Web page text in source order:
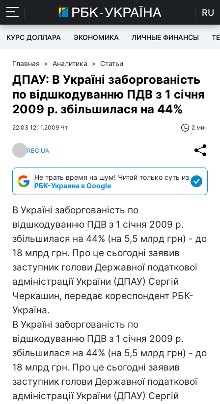
RU
КУРС ДОЛЛАРА ЭКОНОМИКА ЛИЧНЫЕ ФИНАНСЫ
Главная » Аналитика » Статьи
ДПАУ: В Україні заборгованість
по відшкодуванню ПДВ з 1 січня
2009 р. збільшилася на 44%
22:03 12.11.2009 Чт 2 мин
RBC.UA
Не трать время на шум! Читай только суть из
РБК-Украина в Google
В Україні заборгованість по
відшкодуванню ПДВ з 1 січня 2009 р.
збільшилася на 44% (на 5,5 млрд грн) - до
18 млрд грн. Про це сьогодні заявив
заступник голови Державної податкової
адміністрації України (ДПАУ) Сергій
Черкашин, передає кореспондент РБК-
Україна.
В Україні заборгованість по
відшкодуванню ПДВ з 1 січня 2009 р.
збільшилася на 44% (на 5,5 млрд грн) - до
18 млрд грн. Про це сьогодні заявив
заступник голови Державної податкової
адміністрації України (ДПАУ) Сергій